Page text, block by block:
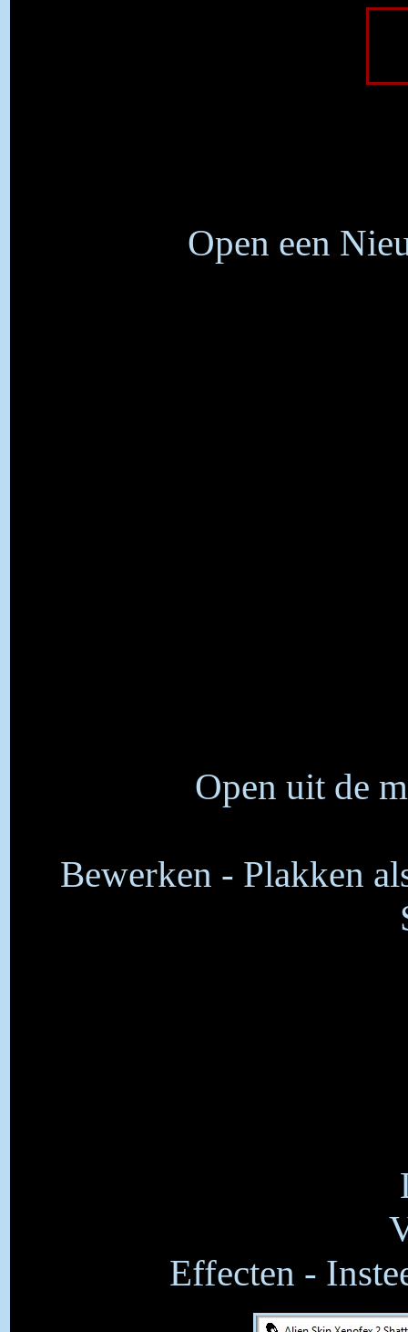
Open een
Open uit de
Bewerken - Plakken
Effecten -